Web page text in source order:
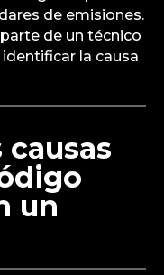
de emisiones.
de un técnico
la causa
causas
un